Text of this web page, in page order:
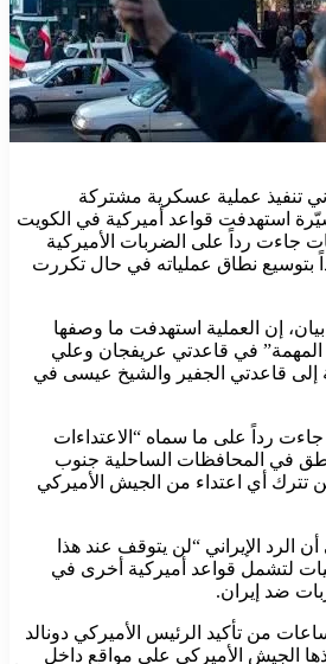
تنفيذ عملية عسكرية مشتركة
استهدفت قواعد أميركية في الكويت
جاءت رداً على الضربات الأميركية
بتوسيع نطاق عملياته في حال تكررت
إن العملية استهدفت ما وصفها
المهمة” في قاعدتي عريفجان وعلي
إلى قاعدتي الجفير والشيخ عيسى في
رداً على ما سماه “الاعتداءات
في المحافظات الساحلية جنوب
تترك أي اعتداء من الجيش الأميركي
الإيراني “لن يتوقف عند هذا
لتشمل قواعد أميركية أخرى في
ضد إيران.
ساعات من تأكيد الرئيس الأميركي دونالد
الجيش الأميركي على مواقع داخل